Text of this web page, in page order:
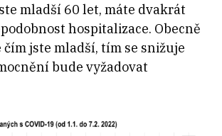
mladší 60 let, máte dvakrát
hospitalizace. Obecně
jste mladší, tím se snižuje
bude vyžadovat